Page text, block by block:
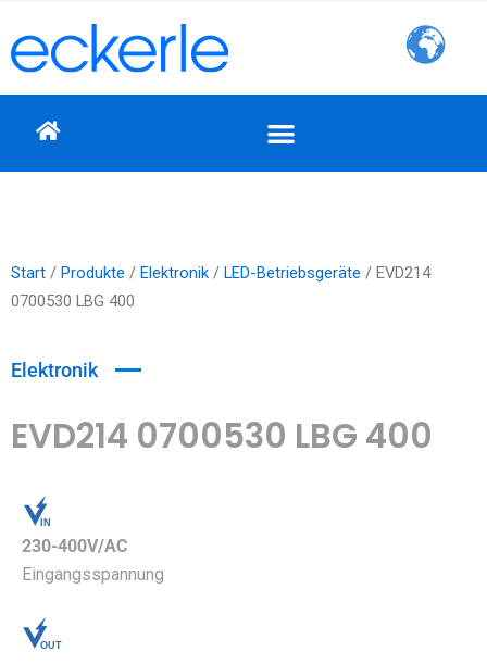
Inhalt
springen
Start / Produkte / Elektronik / LED-Betriebsgeräte / EVD214
0700530 LBG 400
Elektronik
EVD214 0700530 LBG 400
IN
230-400V/AC
Eingangsspannung
OUT